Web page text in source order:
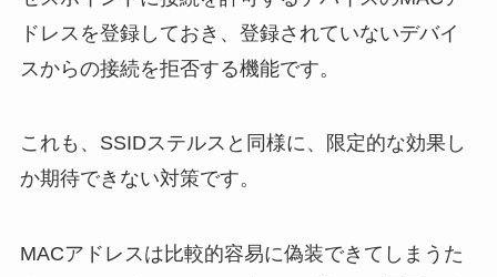
ドレスを登録しておき、登録されていないデバイ
スからの接続を拒否する機能です。
これも、SSIDステルスと同様に、限定的な効果し
か期待できない対策です。
MACアドレスは比較的容易に偽装できてしまうた